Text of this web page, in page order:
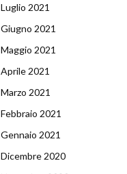
Luglio 2021
Giugno 2021
Maggio 2021
Aprile 2021
Marzo 2021
Febbraio 2021
Gennaio 2021
Dicembre 2020